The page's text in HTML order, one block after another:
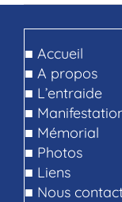
■ Accueil
■ A propos
■ L’entraide
■
■ Mémorial
■ Photos
■ Liens
■ Nous